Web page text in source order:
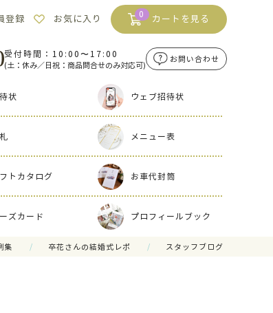
登録 お気に入り 0 カートを見る
受付時間：10:00〜17:00
(土：休み／日祝：商品問合せのみ対応可)
お問い合わせ
状 ウェブ招待状
メニュー表
トカタログ お車代封筒
ズカード プロフィールブック
集 卒花さんの結婚式レポ スタッフブログ